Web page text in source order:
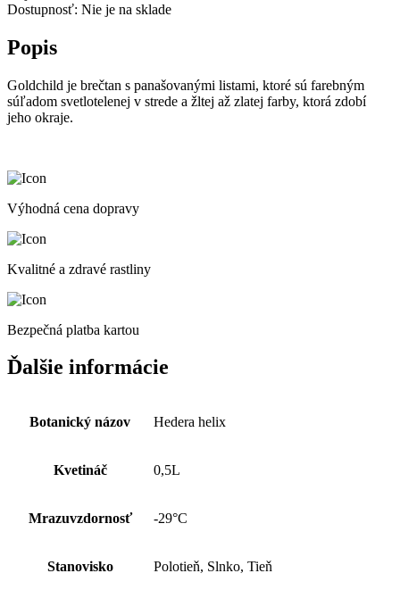
Dostupnosť: Nie je na sklade
Popis
Goldchild je brečtan s panašovanými listami, ktoré sú farebným
súľadom svetlotelenej v strede a žltej až zlatej farby, ktorá zdobí
jeho okraje.
Výhodná cena dopravy
Kvalitné a zdravé rastliny
Bezpečná platba kartou
Ďalšie informácie
Botanický názov Hedera helix
Kvetináč 0,5L
Mrazuvzdornosť -29°C
Stanovisko Polotieň, Slnko, Tieň